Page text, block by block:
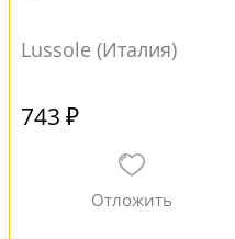
Lussole (Италия)
743 ₽